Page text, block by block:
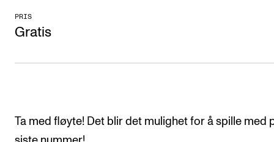
Publikasjoner
INTERNASJONALT
Samarbeidsprosjekter
PRIS
Gratis
Ta med fløyte! Det blir det mulighet for å spille med